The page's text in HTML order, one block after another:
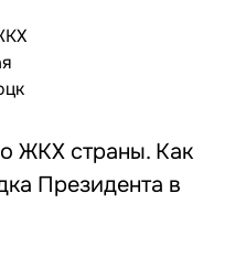
ЖКХ страны. Как
Президента в